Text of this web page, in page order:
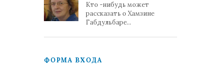
Кто -нибудь может
рассказать о Хамзине
Габдульбаре...
ФОРМА ВХОДА